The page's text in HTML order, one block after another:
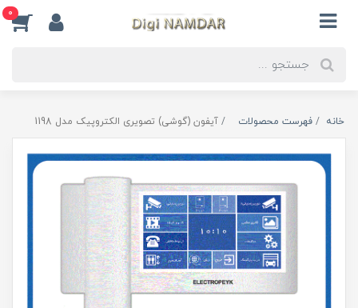
0
خانه فهرست محصولات آیفون (گوشی) تصویری الکتروپیک مدل 1198